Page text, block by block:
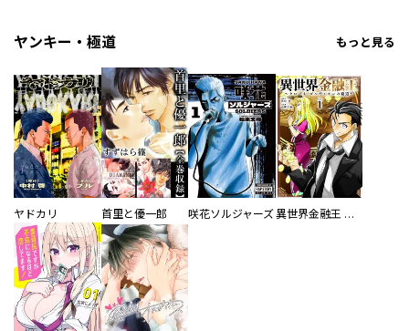
ヤンキー・極道 もっと見る
ヤドカリ 首里と優一郎 咲花ソルジャーズ 異世界金融王 ～クローネ・ゴルディオンの覇道～